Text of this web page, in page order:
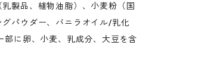
製品、植物油脂）、小麦粉（国
パウダー、バニラオイル/乳化
部に卵、小麦、乳成分、大豆を含